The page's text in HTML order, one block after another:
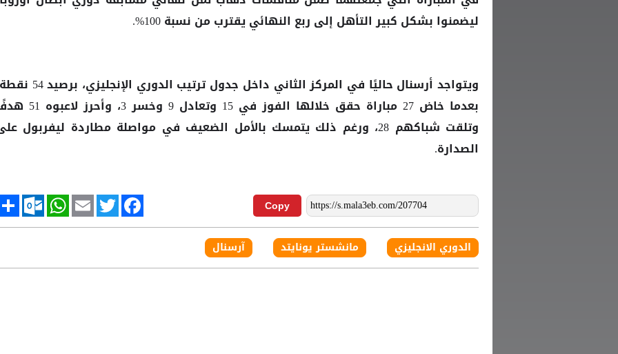
ليضمنوا بشكل كبير التأهل إلى ربع النهائي يقترب من نسبة 100%.
ويتواجد أرسنال حاليًا في المركز الثاني داخل جدول ترتيب الدوري
بعدما خاض 27 مباراة حقق خلالها الفوز في 15 وتعادل 9 وخسر
وتلقت شباكهم 28، ورغم ذلك يتمسك بالأمل الضعيف في مواصلة مطاردة ليفربول
الصدارة.
Copy
Facebook
Twitter
Email
WhatsApp
الدوري الانجليزي مانشستر يونايتد آرسنال